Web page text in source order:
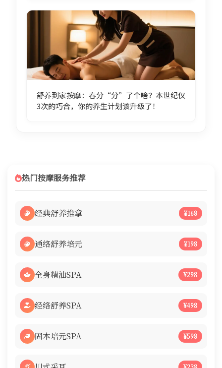
舒养到家按摩：春分“分”了个啥？本世纪仅
3次的巧合，你的养生计划该升级了！
热门按摩服务推荐
经典舒养推拿 ¥168
通络舒养培元 ¥198
全身精油SPA ¥298
经络舒养SPA ¥498
固本培元SPA ¥598